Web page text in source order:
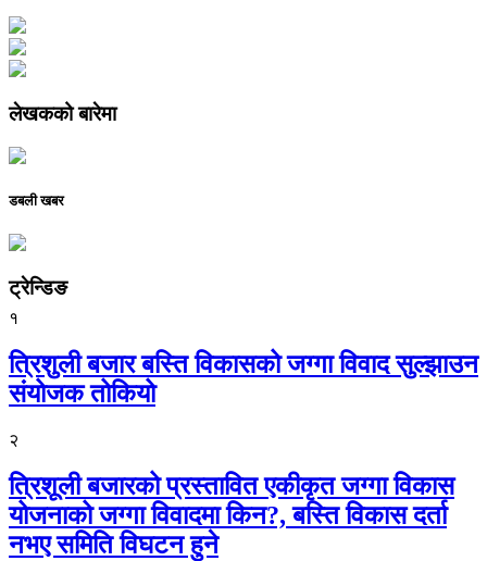
लेखकको बारेमा
डबली खबर
ट्रेन्डिङ
१
त्रिशुली बजार बस्ति विकासको जग्गा विवाद सुल्झाउन
संयोजक तोकियो
२
त्रिशूली बजारको प्रस्तावित एकीकृत जग्गा विकास
योजनाको जग्गा विवादमा किन?, बस्ति विकास दर्ता
नभए समिति विघटन हुने